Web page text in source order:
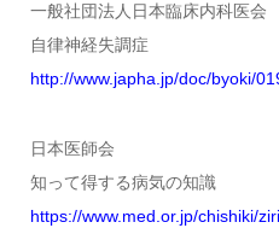
一般社団法人日本臨床内科医会
自律神経失調症
http://www.japha.jp/doc/byoki/
日本医師会
知って得する病気の知識
https://www.med.or.jp/chishiki/